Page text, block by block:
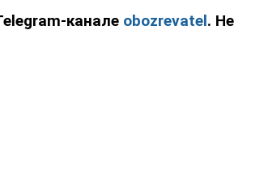
канале obozrevatel. Не